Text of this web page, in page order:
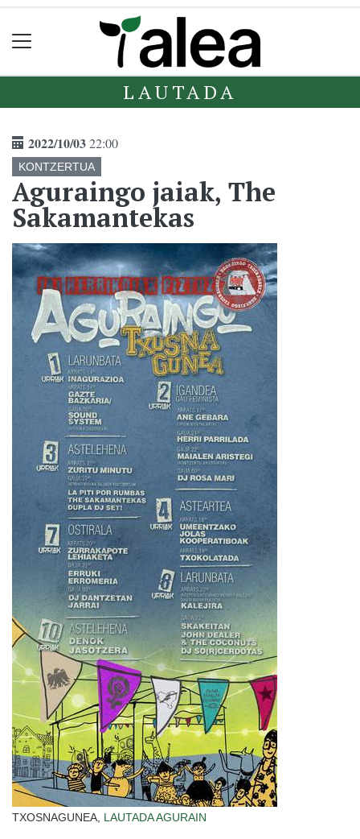
LAUTADA
2022/10/0322:00
KONTZERTUA
Aguraingo jaiak, The
Sakamantekas
TXOSNAGUNEA, LAUTADAAGURAIN